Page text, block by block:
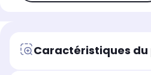
Caractéristiques